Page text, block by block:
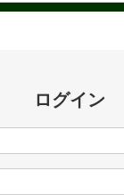
ログイン